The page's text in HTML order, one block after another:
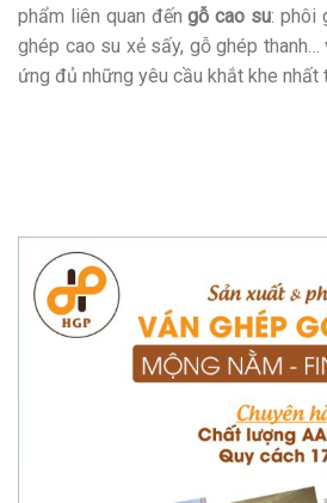
phẩm liên quan đếngỗ cao su: phôi
ghép cao su xẻ sấy, gỗ ghép
ứng đủ những yêu cầu khắt khe nhất